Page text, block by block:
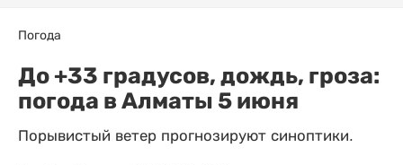
Погода
До +33 градусов, дождь, гроза:
погода в Алматы 5 июня
Порывистый ветер прогнозируют синоптики.